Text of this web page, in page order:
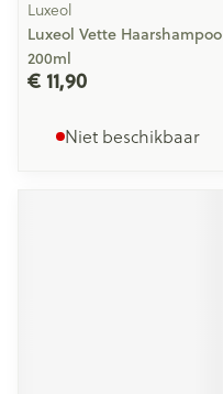
Luxeol
Luxeol Vette Haarshampoo
200ml
€ 11,90
Niet beschikbaar